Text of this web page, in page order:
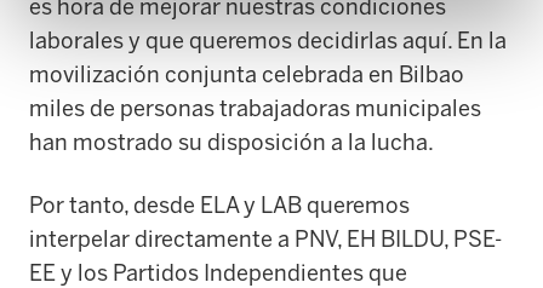
es hora de mejorar nuestras condiciones
laborales y que queremos decidirlas aquí. En la
movilización conjunta celebrada en Bilbao
miles de personas trabajadoras municipales
han mostrado su disposición a la lucha.
Por tanto, desde ELA y LAB queremos
interpelar directamente a PNV, EH BILDU, PSE-
EE y los Partidos Independientes que